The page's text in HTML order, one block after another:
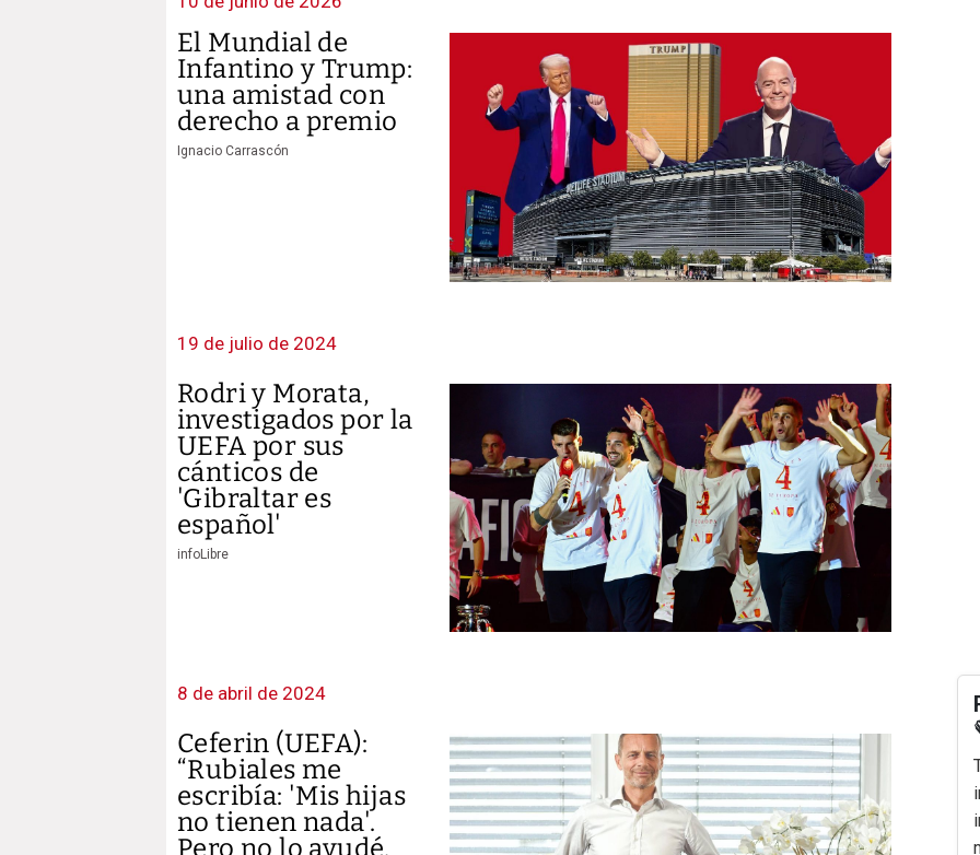
El Mundial de
Infantino y Trump:
una amistad con
derecho a premio
Ignacio Carrascón
19 de julio de 2024
Rodri y Morata,
investigados por la
UEFA por sus
cánticos de
'Gibraltar es
español'
infoLibre
8 de abril de 2024
Ceferin (UEFA):
“Rubiales me
escribía: 'Mis hijas
no tienen nada'.
Pero no lo ayudé.